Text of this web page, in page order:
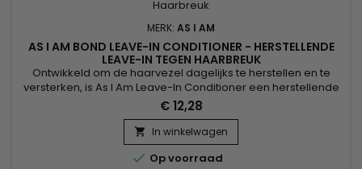
MERK: AS I AM
AS I AM BOND LEAVE-IN CONDITIONER - HERSTELLENDE
LEAVE-IN TEGEN HAARBREUK
Ontwikkeld om de haarvezel dagelijks te herstellen en te
versterken, is As I Am Leave-In Conditioner een herstellende
leave-in verzorging die helpt haarbreuk te verminderen en
tegelijkertijd intense hydratatie biedt. Het verbetert de
elasticiteit van het haar, beschermt de lengtes en
vergemakkelijkt het stylen zonder het haar te verzwaren.
Ideaal...
€ 12,28
 In winkelwagen
 Op voorraad